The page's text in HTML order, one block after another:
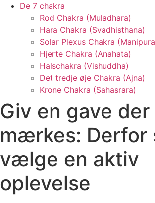
De 7 chakra
Rod Chakra (Muladhara)
Hara Chakra (Svadhisthana)
Solar Plexus Chakra
Hjerte Chakra (Anahata)
Halschakra (Vishuddha)
Det tredje øje Chakra (Ajna)
Krone Chakra (Sahasrara)
Giv en gave der
mærkes: Derfor
vælge en aktiv
oplevelse